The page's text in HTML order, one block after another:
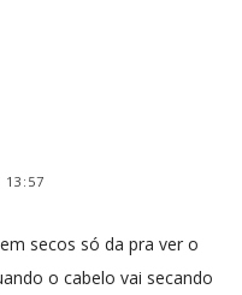
13:57
secos só da pra ver o
o cabelo vai secando